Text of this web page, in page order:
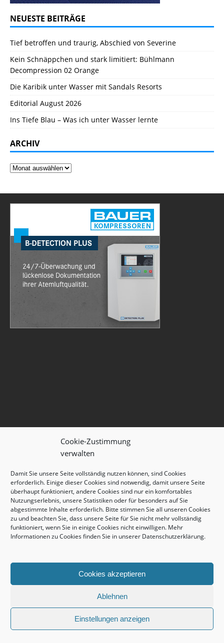
Cookie-Zustimmung
verwalten
Damit Sie unsere Seite vollständig nutzen können, sind Cookies
erforderlich. Einige dieser Cookies sind notwendig, damit unsere Seite
überhaupt funktioniert, andere Cookies sind nur ein komfortables
Nutzungserlebnis, unsere Statistiken oder für besonders auf Sie
abgestimmte Inhalte erforderlich. Bitte stimmen Sie all unseren Cookies
zu und beachten Sie, dass unsere Seite für Sie nicht mehr vollständig
funktioniert, wenn Sie in einige Cookies nicht einwilligen. Mehr
Informationen zu Cookies finden Sie in unserer Datenschutzerklärung.
Cookies akzeptieren
Ablehnen
Einstellungen anzeigen
NEUESTE BEITRÄGE
Tief betroffen und traurig, Abschied von Severine
Kein Schnäppchen und stark limitiert: Bühlmann
Decompression 02 Orange
Die Karibik unter Wasser mit Sandals Resorts
Editorial August 2026
Ins Tiefe Blau – Was ich unter Wasser lernte
ARCHIV